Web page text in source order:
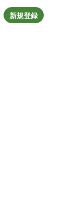
新規登録